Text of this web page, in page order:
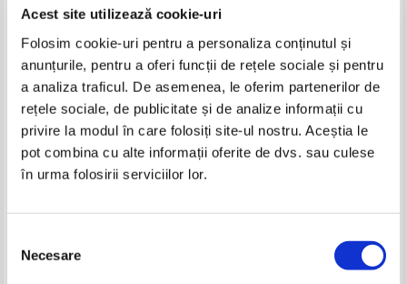
Acest site utilizează cookie-uri
Folosim cookie-uri pentru a personaliza conținutul și
anunțurile, pentru a oferi funcții de rețele sociale și pentru
a analiza traficul. De asemenea, le oferim partenerilor de
rețele sociale, de publicitate și de analize informații cu
privire la modul în care folosiți site-ul nostru. Aceștia le
pot combina cu alte informații oferite de dvs. sau culese
în urma folosirii serviciilor lor.
consimțământului
Necesare
George Balan - In dialog cu Emil
22,00 Lei
Adaugă în coș
Mihai Ungheanu - Marin Preda,
vocatie si aspiratie
Lei
Adaugă în coș